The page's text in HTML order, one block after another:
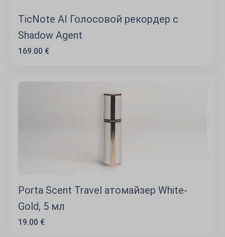
TicNote AI Голосовой рекордер с
Shadow Agent
169.00 €
Porta Scent Travel атомайзер White-
Gold, 5 мл
19.00 €